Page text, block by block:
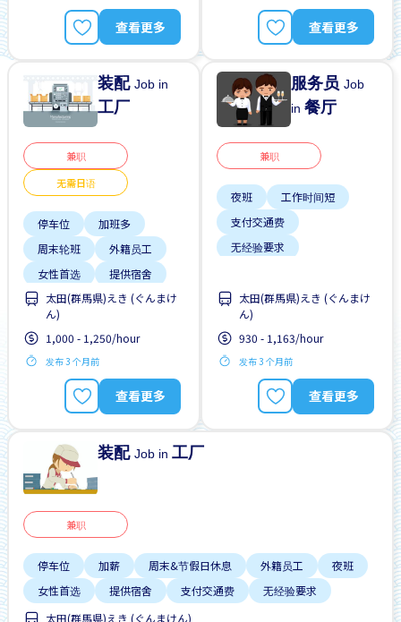
查看更多 查看更多
装配Job in
工厂
兼职
无需日语
停车位
加班多
周末轮班
外籍员工
女性首选
提供宿舍
支付交通费
无日本语要求
无经验要求
太田(群馬県)えき (ぐんまけ
ん)
1,000 - 1,250/hour
发布 3 个月前
查看更多
服务员Job
in餐厅
兼职
夜班
工作时间短
支付交通费
无经验要求
太田(群馬県)えき (ぐんまけ
ん)
930 - 1,163/hour
发布 3 个月前
查看更多
装配Job in工厂
兼职
停车位 加薪 周末&节假日休息 外籍员工
夜班
女性首选
提供宿舍 支付交通费
无经验要求
太田(群馬県)えき (ぐんまけん)